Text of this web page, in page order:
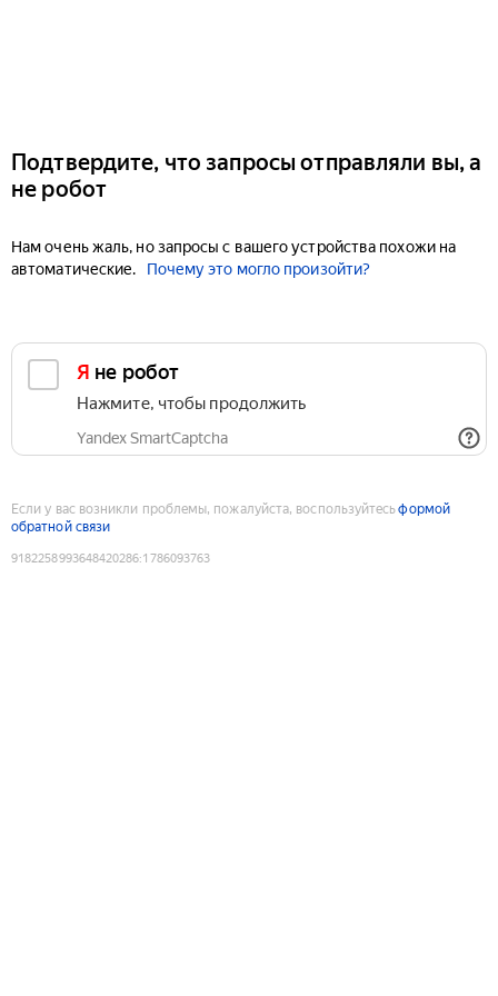
Подтвердите, что запросы отправляли вы, а
не робот
Нам очень жаль, но запросы с вашего устройства похожи на
автоматические.
Почему это могло произойти?
Я не робот
Нажмите, чтобы продолжить
Yandex SmartCaptcha
Если у вас возникли проблемы, пожалуйста, воспользуйтесьформой
обратной связи
9182258993648420286:1786093763